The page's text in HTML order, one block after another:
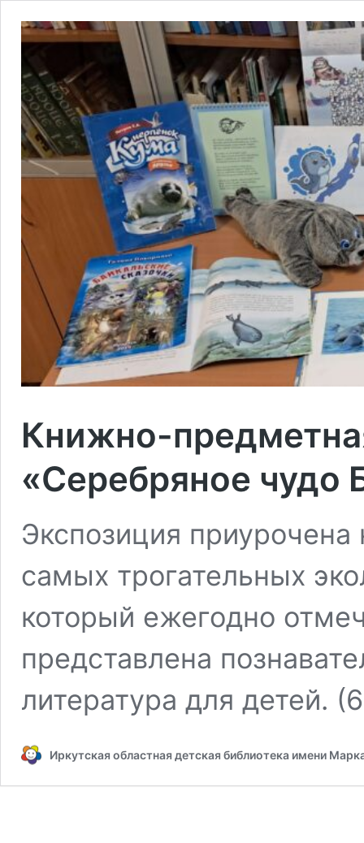
Книжно-
«Серебряное чудо
Экспозиция
самых трогательных
который ежегодно
представлена
литература для детей.
Иркутская областная детская библиотека имени